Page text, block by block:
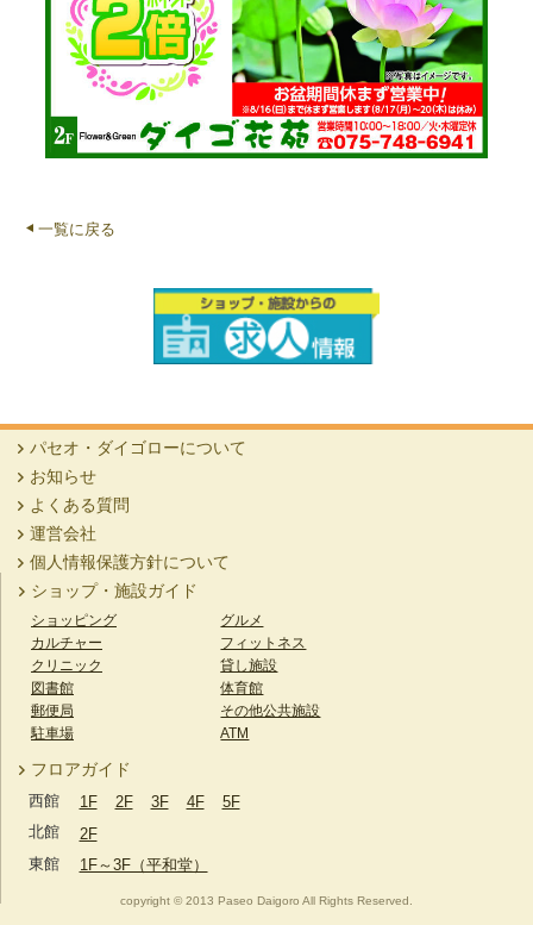
一覧に戻る
パセオ・ダイゴローについて
お知らせ
よくある質問
運営会社
個人情報保護方針について
ショップ・施設ガイド
ショッピング
グルメ
カルチャー
フィットネス
クリニック
貸し施設
図書館
体育館
郵便局
その他公共施設
駐車場
ATM
フロアガイド
西館 1F 2F 3F 4F
5F
北館
2F
東館
1F～3F（平和堂）
copyright © 2013 Paseo Daigoro All Rights Reserved.